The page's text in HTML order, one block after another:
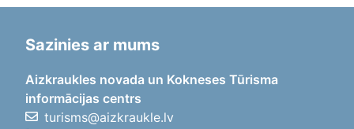
Sazinies ar mums
Aizkraukles novada un Kokneses Tūrisma
informācijas centrs
turisms@aizkraukle.lv